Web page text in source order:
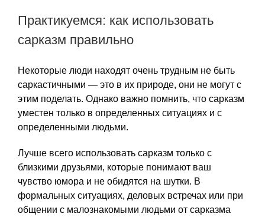
Практикуемся: как использовать
сарказм правильно
Некоторые люди находят очень трудным не быть
саркастичными — это в их природе, они не могут с
этим поделать. Однако важно помнить, что сарказм
уместен только в определенных ситуациях и с
определенными людьми.
Лучше всего использовать сарказм только с
близкими друзьями, которые понимают ваш
чувство юмора и не обидятся на шутки. В
формальных ситуациях, деловых встречах или при
общении с малознакомыми людьми от сарказма